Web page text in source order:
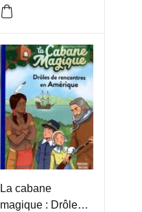
La cabane
magique : Drôles